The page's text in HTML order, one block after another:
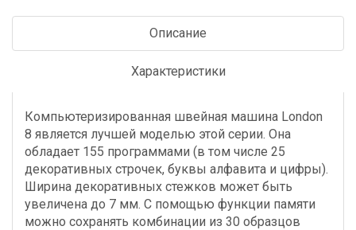
Описание
Характеристики
Компьютеризированная швейная машина London
8 является лучшей моделью этой серии. Она
обладает 155 программами (в том числе 25
декоративных строчек, буквы алфавита и цифры).
Ширина декоративных стежков может быть
увеличена до 7 мм. С помощью функции памяти
можно сохранять комбинации из 30 образцов